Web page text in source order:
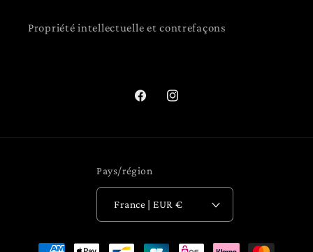
Propriété intellectuelle et contrefaçons
FacebookInstagram
Pays/région
France | EUR €
Moyens